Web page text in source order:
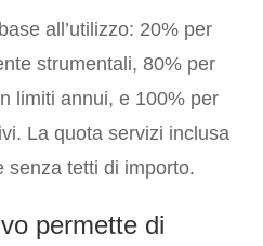
all’utilizzo: 20% per
strumentali, 80% per
limiti annui, e 100% per
La quota servizi inclusa
senza tetti di importo.
permette di